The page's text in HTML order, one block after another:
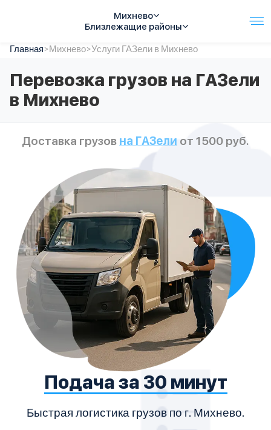
Михнево
Близлежащие районы
Услуги
Автопарк
Тарифы
Акции
Контакты
Главная>Михнево>Услуги ГАЗели в Михнево
Перевозка грузов на ГАЗели
в Михнево
Доставка грузов на ГАЗели от 1500 руб.
Подача за 30 минут
Быстрая логистика грузов по г. Михнево.